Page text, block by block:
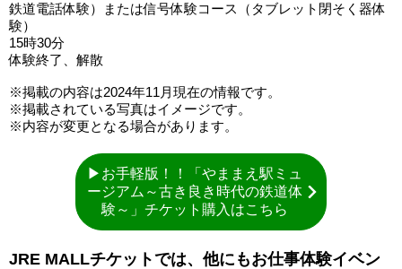
鉄道電話体験）または信号体験コース（タブレット閉そく器体
験）
15時30分
体験終了、解散
※掲載の内容は2024年11月現在の情報です。
※掲載されている写真はイメージです。
※内容が変更となる場合があります。
▶お手軽版！！「やままえ駅ミュ
ージアム～古き良き時代の鉄道体
験～」チケット購入はこちら
JRE MALLチケットでは、他にもお仕事体験イベン